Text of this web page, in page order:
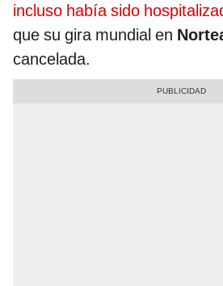
incluso había sido
que su gira mundial en
cancelada.